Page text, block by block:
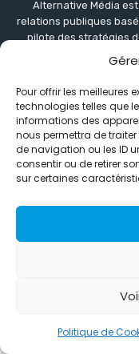
Pour offrir les meilleures
technologies telles que
informations des
nous permettra de
de navigation ou les ID
consentir ou de retirer
sur certaines
Politique de
Alternative Média
relations publiques
pilote des stratégies
grâce à un
Clients
Contact